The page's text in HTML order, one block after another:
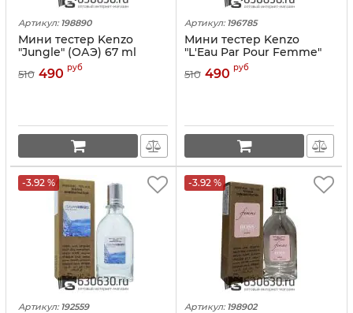
Артикул: 198890
Мини тестер Kenzo
"Jungle" (ОАЭ) 67 ml
510 490 руб
Артикул: 196785
Мини тестер Kenzo
"L'Eau Par Pour Femme"
(ОАЭ) 67 ml
510 490 руб
-3.92 %
Артикул: 192559
-3.92 %
Артикул: 198902